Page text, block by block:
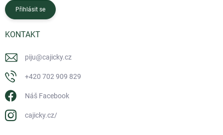
Přihlásit se
KONTAKT
piju@cajicky.cz
+420 702 909 829
Náš Facebook
cajicky.cz/